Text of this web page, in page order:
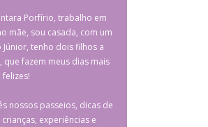
Porfírio, trabalho em
mãe, sou casada, com um
tenho dois filhos a
que fazem meus dias mais
felizes!
nossos passeios, dicas de
experiências e